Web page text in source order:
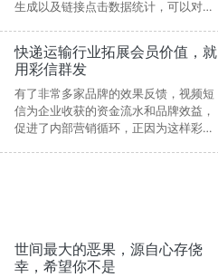
生成以及链接点击数据统计，可以对群
点击的用户的数据情况。
快递运输行业拓展会员价值，就
用彩信群发
有了非常多家品牌的效果反馈，视频短
信为企业收获的资金流水和品牌效益，
促进了内部营销循环，正因为这样彩信
世间最大的恶果，源自心存侥
幸，希望你不是